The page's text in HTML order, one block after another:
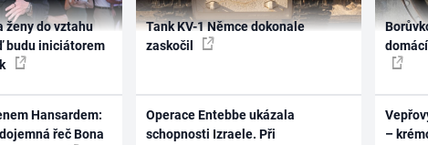
ženy do vztahu
budu iniciátorem
Hansardem:
řeč Bona
Tank KV-1 Němce dokonale
zaskočil
Operace Entebbe ukázala
schopnosti Izraele. Při
–